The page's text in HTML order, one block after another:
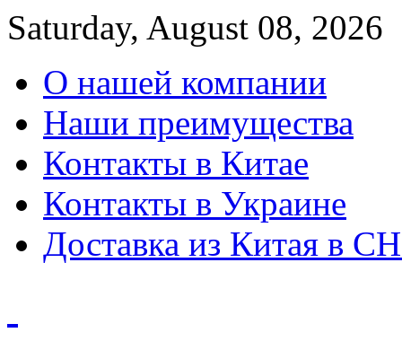
Saturday, August 08, 2026
О нашей компании
Наши преимущества
Контакты в Китае
Контакты в Украине
Доставка из Китая в